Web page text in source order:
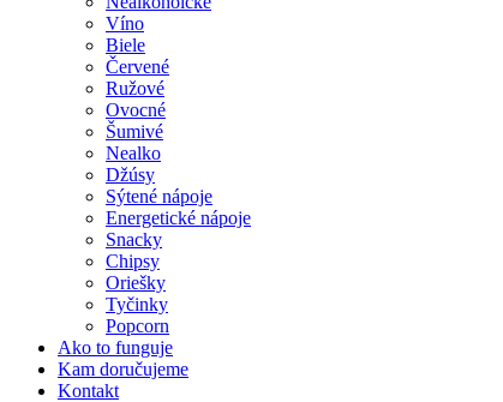
Víno
Biele
Červené
Ružové
Ovocné
Šumivé
Nealko
Džúsy
Sýtené nápoje
Energetické nápoje
Snacky
Chipsy
Oriešky
Tyčinky
Popcorn
Ako to funguje
Kam doručujeme
Kontakt